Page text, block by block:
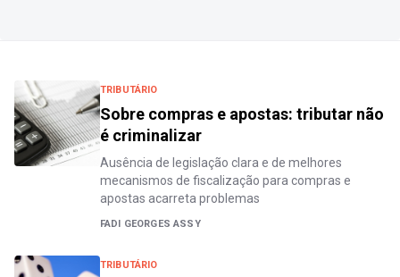
TRIBUTÁRIO
Sobre compras e apostas: tributar não
é criminalizar
Ausência de legislação clara e de melhores
mecanismos de fiscalização para compras e
apostas acarreta problemas
FADI GEORGES ASSY
TRIBUTÁRIO